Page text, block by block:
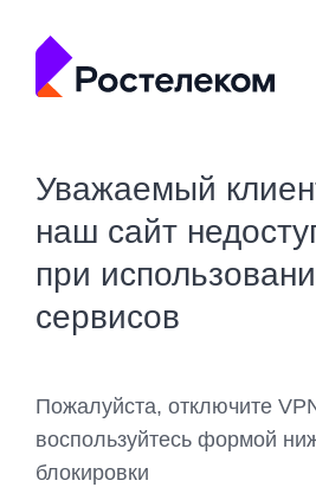
Уважаемый
наш сайт
при
сервисов
Пожалуйста, отключите
воспользуйтесь формой
блокировки